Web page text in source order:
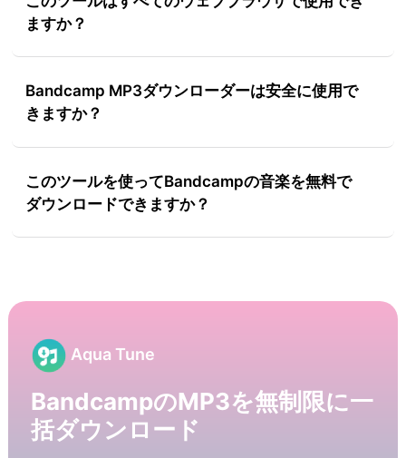
ますか？
Bandcamp MP3ダウンローダーは安全に使用で
きますか？
このツールを使ってBandcampの音楽を無料で
ダウンロードできますか？
Aqua Tune
BandcampのMP3を無制限に一
括ダウンロード